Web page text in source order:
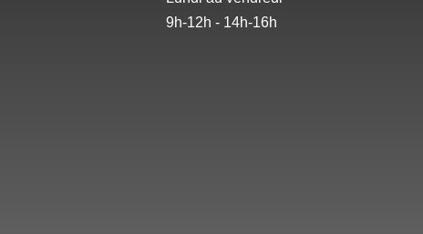
9h-12h - 14h-16h